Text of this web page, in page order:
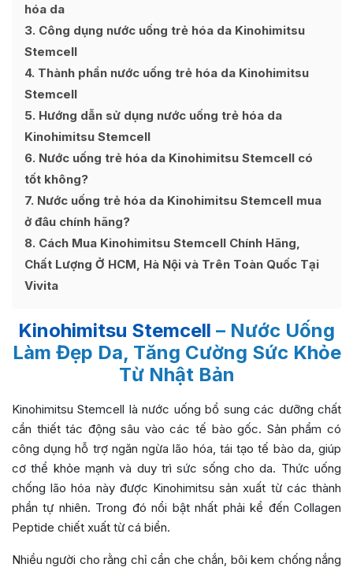
hóa da
3 Công dụng nước uống trẻ hóa da Kinohimitsu
Stemcell
4 Thành phần nước uống trẻ hóa da Kinohimitsu
Stemcell
5 Hướng dẫn sử dụng nước uống trẻ hóa da
Kinohimitsu Stemcell
6 Nước uống trẻ hóa da Kinohimitsu Stemcell có
tốt không?
7 Nước uống trẻ hóa da Kinohimitsu Stemcell mua
ở đâu chính hãng?
8 Cách Mua Kinohimitsu Stemcell Chính Hãng,
Chất Lượng Ở HCM, Hà Nội và Trên Toàn Quốc Tại
Vivita
Kinohimitsu Stemcell – Nước Uống
Làm Đẹp Da, Tăng Cường Sức Khỏe
Từ Nhật Bản
Kinohimitsu Stemcell là nước uống bổ sung các dưỡng chất
cần thiết tác động sâu vào các tế bào gốc. Sản phẩm có
công dụng hỗ trợ ngăn ngừa lão hóa, tái tạo tế bào da, giúp
cơ thể khỏe mạnh và duy trì sức sống cho da. Thức uống
chống lão hóa này được Kinohimitsu sản xuất từ các thành
phần tự nhiên. Trong đó nổi bật nhất phải kể đến Collagen
Peptide chiết xuất từ cá biển.
Nhiều người cho rằng chỉ cần che chắn, bôi kem chống nắng